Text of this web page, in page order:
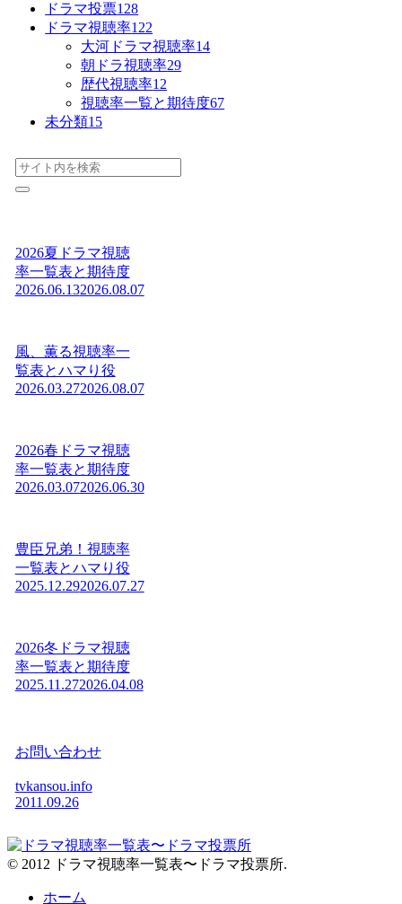
ドラマ投票128
ドラマ視聴率122
大河ドラマ視聴率14
朝ドラ視聴率29
歴代視聴率12
視聴率一覧と期待度67
未分類15
2026夏ドラマ視聴
率一覧表と期待度
2026.06.132026.08.07
風、薫る視聴率一
覧表とハマり役
2026.03.272026.08.07
2026春ドラマ視聴
率一覧表と期待度
2026.03.072026.06.30
豊臣兄弟！視聴率
一覧表とハマり役
2025.12.292026.07.27
2026冬ドラマ視聴
率一覧表と期待度
2025.11.272026.04.08
お問い合わせ
tvkansou.info
2011.09.26
© 2012 ドラマ視聴率一覧表〜ドラマ投票所.
ホーム